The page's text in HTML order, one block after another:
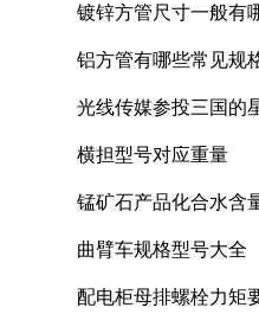
镀锌方管尺寸一般有
铝方管有哪些常见规
光线传媒参投三国的
横担型号对应重量
锰矿石产品化合水含
曲臂车规格型号大全
配电柜母排螺栓力矩